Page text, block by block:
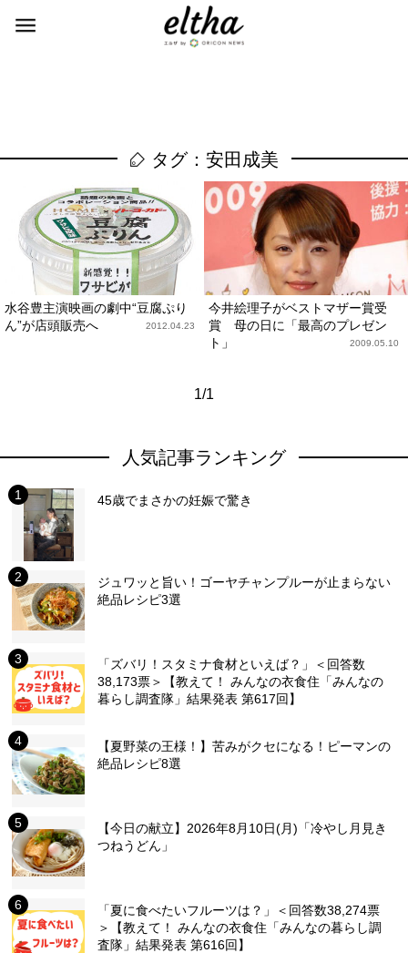
タグ：安田成美
水谷豊主演映画の劇中“豆腐ぷり
ん”が店頭販売へ
2012.04.23
今井絵理子がベストマザー賞受
賞 母の日に「最高のプレゼン
ト」
2009.05.10
1/1
人気記事ランキング
45歳でまさかの妊娠で驚き
ジュワッと旨い！ゴーヤチャンプルーが止まらない
絶品レシピ3選
「ズバリ！スタミナ食材といえば？」＜回答数
38,173票＞【教えて！ みんなの衣食住「みんなの
暮らし調査隊」結果発表 第617回】
【夏野菜の王様！】苦みがクセになる！ピーマンの
絶品レシピ8選
【今日の献立】2026年8月10日(月)「冷やし月見き
つねうどん」
「夏に食べたいフルーツは？」＜回答数38,274票
＞【教えて！ みんなの衣食住「みんなの暮らし調
査隊」結果発表 第616回】